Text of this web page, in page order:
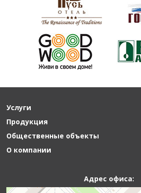
Услуги
Продукция
Общественные объекты
О компании
Адрес офиса: